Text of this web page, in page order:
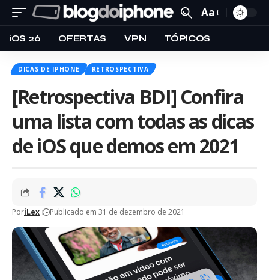
Aa
iOS 26 OFERTAS VPN TÓPICOS
DICAS DE IPHONE RETROSPECTIVA
[Retrospectiva BDI] Confira
uma lista com todas as dicas
de iOS que demos em 2021
PoriLex Publicado em 31 de dezembro de 2021